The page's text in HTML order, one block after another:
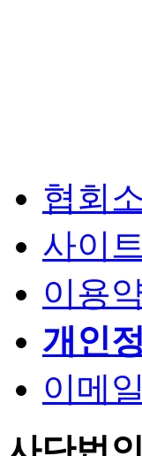
협회
사이
이용
개인
이메